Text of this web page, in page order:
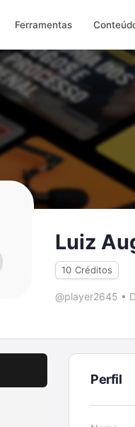
Ferramentas
Luiz
10 Créditos
@player2645 •
Perfil